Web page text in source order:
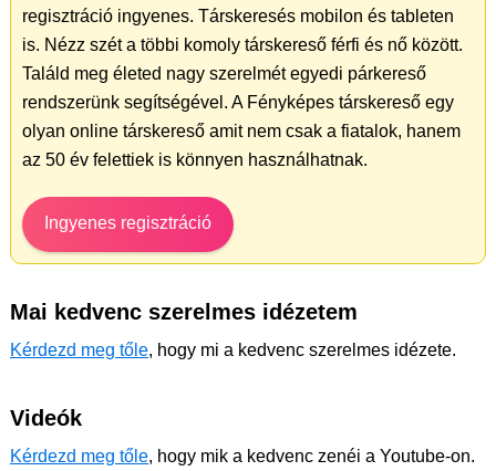
regisztráció ingyenes. Társkeresés mobilon és tableten
is. Nézz szét a többi komoly társkereső férfi és nő között.
Találd meg életed nagy szerelmét egyedi párkereső
rendszerünk segítségével. A Fényképes társkereső egy
olyan online társkereső amit nem csak a fiatalok, hanem
az 50 év felettiek is könnyen használhatnak.
Ingyenes regisztráció
Mai kedvenc szerelmes idézetem
Kérdezd meg tőle, hogy mi a kedvenc szerelmes idézete.
Videók
Kérdezd meg tőle, hogy mik a kedvenc zenéi a Youtube-on.